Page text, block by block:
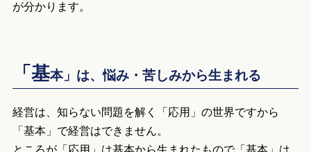
が分かります。
「基本」は、悩み・苦しみから生まれる
経営は、知らない問題を解く「応用」の世界ですから
「基本」で経営はできません。
ところが「応用」は基本から生まれたもので「基本」は